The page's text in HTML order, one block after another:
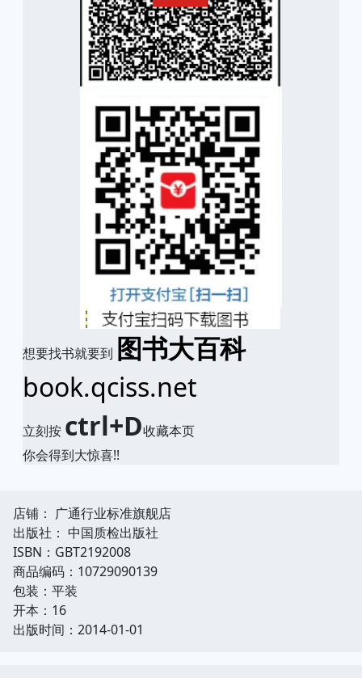
想要找书就要到 图书大百科
book.qciss.net
立刻按 ctrl+D收藏本页
你会得到大惊喜!!
店铺： 广通行业标准旗舰店
出版社： 中国质检出版社
ISBN：GBT2192008
商品编码：10729090139
包装：平装
开本：16
出版时间：2014-01-01